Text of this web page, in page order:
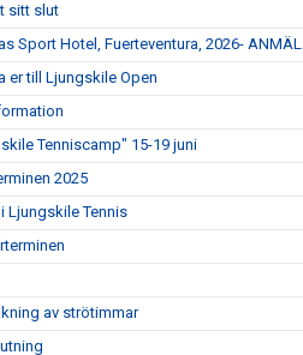
sitt slut
Sport Hotel, Fuerteventura, 2026-
er till Ljungskile Open
Tenniscamp" 15-19 juni
2025
Ljungskile Tennis
av strötimmar